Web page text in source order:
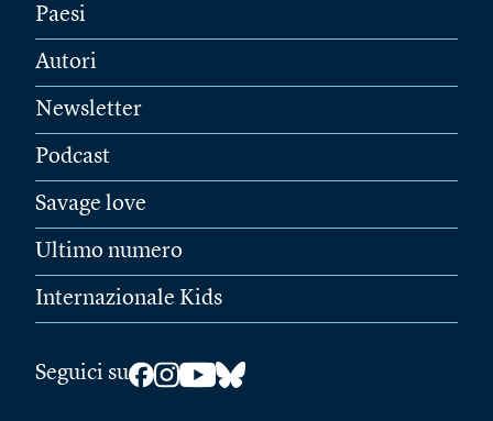
Paesi
Autori
Newsletter
Podcast
Savage love
Ultimo numero
Internazionale Kids
Seguici su